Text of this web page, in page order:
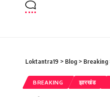
Loktantra19 > Blog > Breaking
BREAKING झारखंड